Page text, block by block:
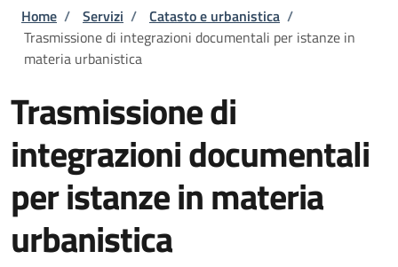
Briciole di pane
Home / Servizi / Catasto e urbanistica /
Trasmissione di integrazioni documentali per istanze in
materia urbanistica
Trasmissione di
integrazioni documentali
per istanze in materia
urbanistica